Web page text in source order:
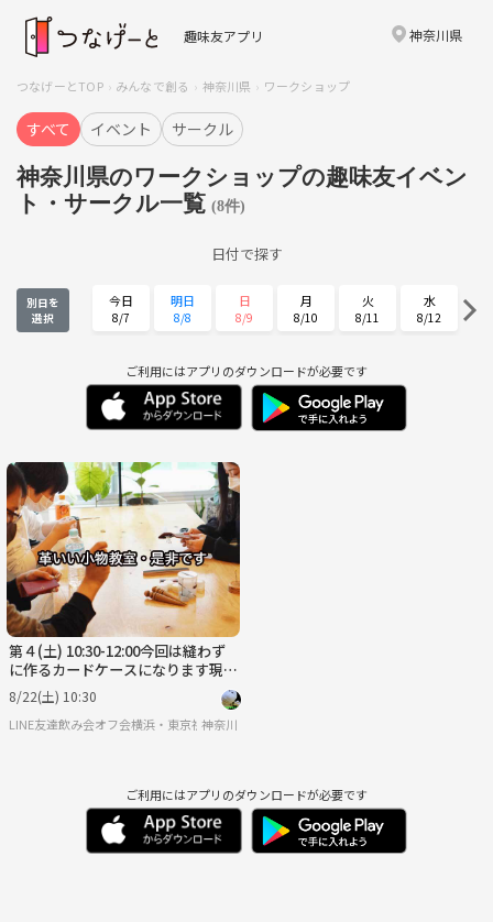
趣味友アプリ 神奈川県
つなげーとTOP みんなで創る 神奈川県 ワークショップ
すべて イベント サークル
神奈川県のワークショップの趣味友イベン
ト・サークル一覧 (8件)
日付で探す
別日を
選択
今日
8/7
明日
8/8
日
8/9
月
8/10
火
8/11
水
8/12
8/13 8/14 8/15 8/16 8/17
水
8/19
木
8/20
土
8/22
日
8/23
8/25 8/26 8/27
月 火
ご利用にはアプリのダウンロードが必要です
第４(土) 10:30-12:00今回は縫わず
に作るカードケースになります現役
スタイリストが教えるオリジナルの
革いい小物
8/22(土) 10:30
LINE友達飲み会オフ会横浜・東京社会人サークル
神奈川
ご利用にはアプリのダウンロードが必要です